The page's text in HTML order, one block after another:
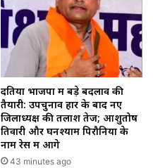
दतिया भाजपा में बड़े बदलाव की
तैयारी: उपचुनाव हार के बाद नए
जिलाध्यक्ष की तलाश तेज; आशुतोष
तिवारी और घनश्याम पिरौनिया के
नाम रेस में आगे
43 minutes ago